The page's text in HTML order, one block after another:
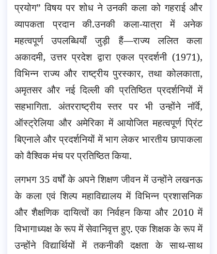
प्रयोग” विषय पर शोध ने उनकी कला को गहराई और
व्यापकता प्रदान की.उनकी कला-यात्रा में अनेक
महत्वपूर्ण उपलब्धियाँ जुड़ी हैं—राज्य ललित कला
अकादमी, उत्तर प्रदेश द्वारा एकल प्रदर्शनी (1971),
विभिन्न राज्य और राष्ट्रीय पुरस्कार, तथा कोलकाता,
अमृतसर और नई दिल्ली की प्रतिष्ठित प्रदर्शनियों में
सहभागिता. अंतरराष्ट्रीय स्तर पर भी उन्होंने नॉर्वे,
ऑस्ट्रेलिया और अमेरिका में आयोजित महत्वपूर्ण प्रिंट
बिएनाले और प्रदर्शनियों में भाग लेकर भारतीय छापाकला
को वैश्विक मंच पर प्रतिष्ठित किया.
लगभग 35 वर्षों के अपने शिक्षण जीवन में उन्होंने लखनऊ
के कला एवं शिल्प महाविद्यालय में विभिन्न प्रशासनिक
और शैक्षणिक दायित्वों का निर्वहन किया और 2010 में
विभागाध्यक्ष के रूप में सेवानिवृत्त हुए. एक शिक्षक के रूप में
उन्होंने विद्यार्थियों में तकनीकी दक्षता के साथ-साथ